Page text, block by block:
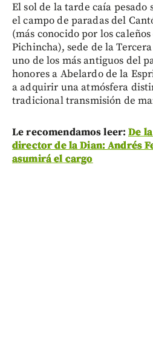
El sol de la tarde caía pesado
el campo de paradas del
(más conocido por los
Pichincha), sede de la
uno de los más antiguos del
honores a Abelardo de la
a adquirir una atmósfera
tradicional transmisión de
Le recomendamos leer:De
director de la Dian: Andrés
asumirá el cargo